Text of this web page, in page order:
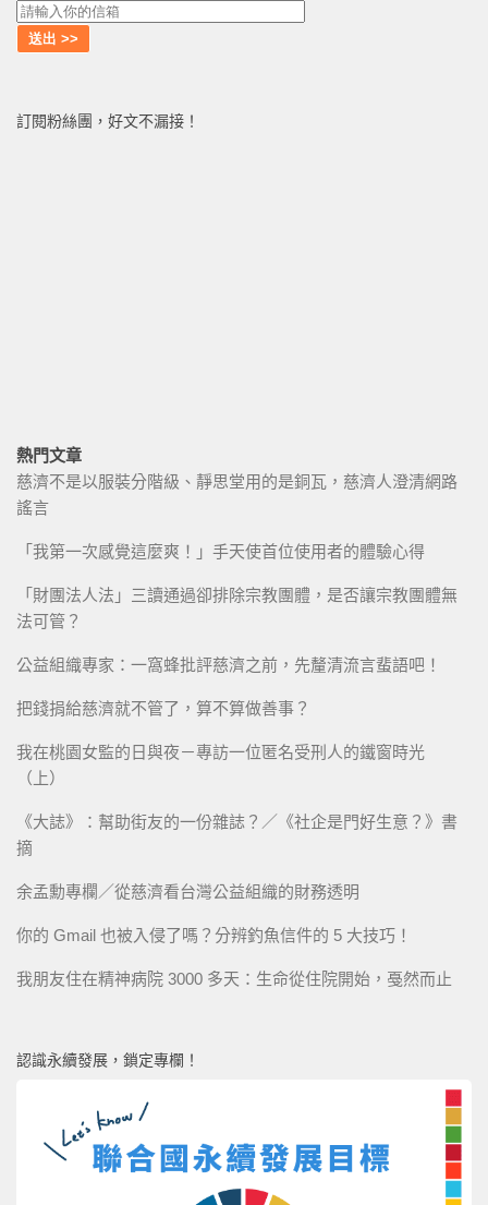
訂閱粉絲團，好文不漏接！
熱門文章
慈濟不是以服裝分階級、靜思堂用的是銅瓦，慈濟人澄清網路
謠言
「我第一次感覺這麼爽！」手天使首位使用者的體驗心得
「財團法人法」三讀通過卻排除宗教團體，是否讓宗教團體無
法可管？
公益組織專家：一窩蜂批評慈濟之前，先釐清流言蜚語吧！
把錢捐給慈濟就不管了，算不算做善事？
我在桃園女監的日與夜－專訪一位匿名受刑人的鐵窗時光
（上）
《大誌》：幫助街友的一份雜誌？／《社企是門好生意？》書
摘
余孟勳專欄／從慈濟看台灣公益組織的財務透明
你的 Gmail 也被入侵了嗎？分辨釣魚信件的 5 大技巧！
我朋友住在精神病院 3000 多天：生命從住院開始，戞然而止
認識永續發展，鎖定專欄！